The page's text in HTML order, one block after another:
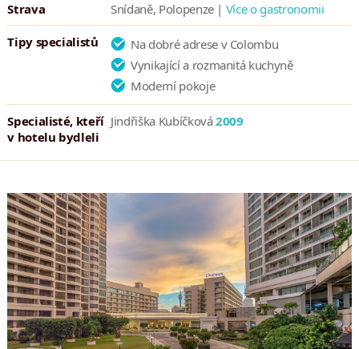
Strava Snídaně, Polopenze | Více o gastronomii
Tipy specialistů
Na dobré adrese v Colombu
Vynikající a rozmanitá kuchyně
Moderní pokoje
Specialisté, kteří
v hotelu bydleli
Jindřiška Kubíčková2009